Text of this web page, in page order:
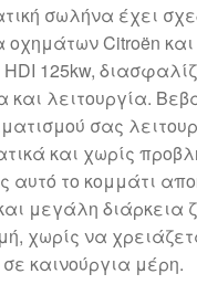
σωλήνα έχει
οχημάτων Citroën
HDI 125kw,
και λειτουργία.
σας
και χωρίς
αυτό το κομμάτι
μεγάλη διάρκεια
χωρίς να
καινούργια μέρη.